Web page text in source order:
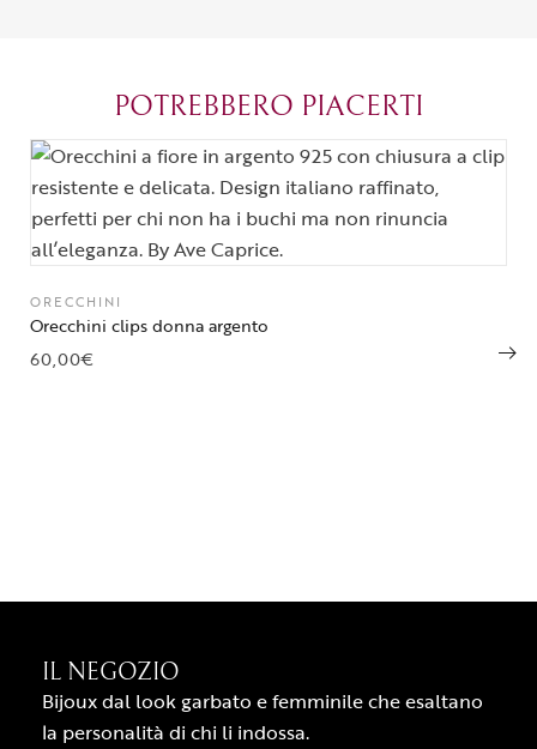
POTREBBERO PIACERTI
ORECCHINI
Orecchini clips donna argento
60,00€
IL NEGOZIO
Bijoux dal look garbato e femminile che esaltano
la personalità di chi li indossa.